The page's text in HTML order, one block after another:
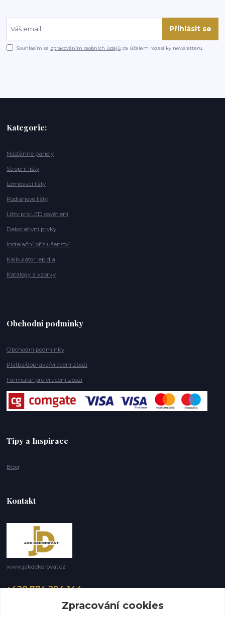
Přihlásit se
Souhlasím se zpracováním osobních údajů za účelem rozesílky newsletteru.
Kategorie:
Nástěnné panely
Stropní lišty
Lemovací lišty
Podlahové lišty
Lišty pro LED osvětlení
Dekorativní prvky
Instalační příslušenství
Kalkulátor lepidla
Katalogy a vzorky
Obchodní podmínky
Obchodní podmínky
Platba/doprava/vrácení zboží
Formulář pro vrácení zboží
Tipy a Inspirace
Blog
Kontakt
www.jakdekorovat.cz
+420 774 294 144
Zpracování cookies